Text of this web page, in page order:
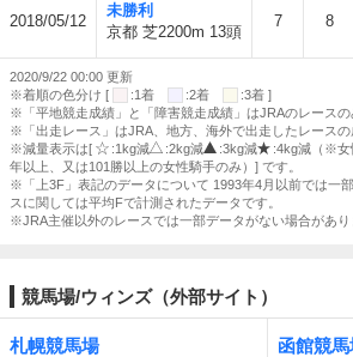
2018/05/12
未勝利
京都 芝2200m 13頭
7 8
2020/9/22 00:00 更新
※着順の色分け [
:1着 :2着
:3着 ]
※「平地競走成績」と「障害競走成績」はJRAのレースの
※「出走レース」はJRA、地方、海外で出走したレースの
※減量表示は[
:1kg減 :2kg減 :3kg減 :4kg減（※女
年以上、又は101勝以上の女性騎手のみ）] です。
※「上3F」表記のデータについて 1993年4月以前では一
スに関しては平均Fで計測されたデータです。
※JRA主催以外のレースでは一部データがない場合があり
競馬場/ウィンズ（外部サイト）
札幌競馬場 函館競馬